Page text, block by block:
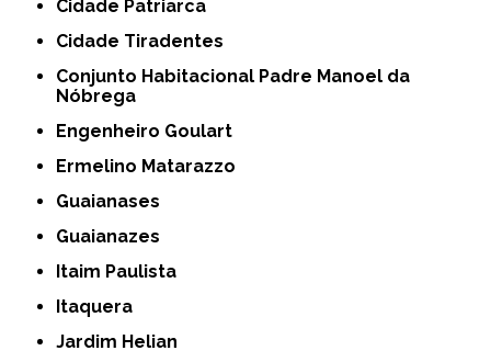
Cidade Patriarca
Cidade Tiradentes
Conjunto Habitacional Padre Manoel da
Nóbrega
Engenheiro Goulart
Ermelino Matarazzo
Guaianases
Guaianazes
Itaim Paulista
Itaquera
Jardim Helian